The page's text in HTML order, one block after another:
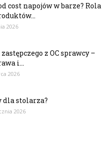
cost napojów w barze? Rola
2026
z OC sprawcy –
i...
2026
stolarza?
2026